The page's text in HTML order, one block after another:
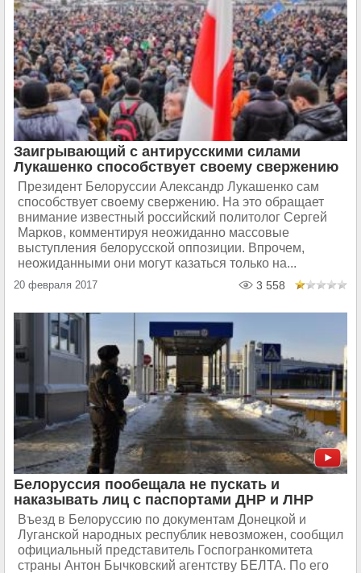
Заигрывающий с антирусскими силами
Лукашенко способствует своему свержению
Президент Белоруссии Александр Лукашенко сам
способствует своему свержению. На это обращает
внимание известный российский политолог Сергей
Марков, комментируя неожиданно массовые
выступления белорусской оппозиции. Впрочем,
неожиданными они могут казаться только на...
20 февраля 2017 3 558
Белоруссия пообещала не пускать и
наказывать лиц с паспортами ДНР и ЛНР
Въезд в Белоруссию по документам Донецкой и
Луганской народных республик невозможен, сообщил
официальный представитель Госпогранкомитета
страны Антон Бычковский агентству БЕЛТА. По его